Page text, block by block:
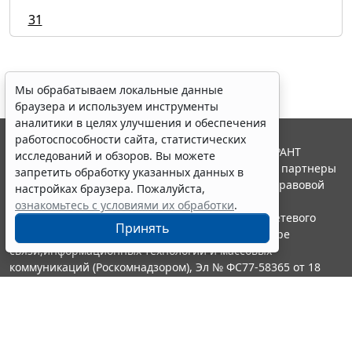
31
Мы обрабатываем локальные данные
браузера и используем инструменты
аналитики в целях улучшения и обеспечения
работоспособности сайта, статистических
исследований и обзоров. Вы можете
запретить обработку указанных данных в
настройках браузера. Пожалуйста,
ознакомьтесь с условиями их обработки.
Принять
© ООО "НПП "ГАРАНТ-СЕРВИС", 2026. Система ГАРАНТ
выпускается с 1990 года. Компания "Гарант" и ее партнеры
являются участниками Российской ассоциации правовой
информации ГАРАНТ.
Портал ГАРАНТ.РУ зарегистрирован в качестве сетевого
издания Федеральной службой по надзору в сфере
связи,информационных технологий и массовых
коммуникаций (Роскомнадзором), Эл № ФС77-58365 от 18